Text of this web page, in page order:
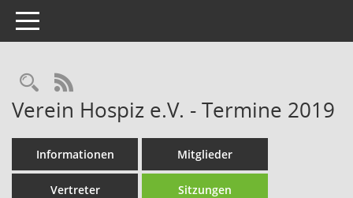
Toggle navigation
Rechercheauswahl
RSS-Feed
Verein Hospiz e.V. - Termine 2019
Informationen Mitglieder
Vertreter Sitzungen